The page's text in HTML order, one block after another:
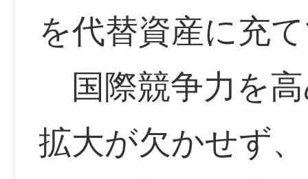
を代替資産に充
国際競争力を
拡大が欠かせず、